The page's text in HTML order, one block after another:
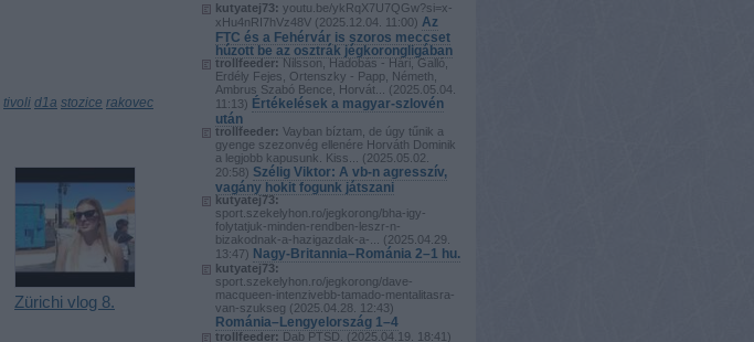
kutyatej73: youtu.be/ykRqX7U7QGw?si=x-
xHu4nRI7hVz48V (2025.12.04. 11:00) Az
FTC és a Fehérvár is szoros meccset
húzott be az osztrák jégkorongligában
trollfeeder:Nilsson, Hadobás - Hári, Galló,
Erdély Fejes, Ortenszky - Papp, Németh,
Ambrus Szabó Bence, Horvát... (2025.05.04.
11:13) Értékelések a magyar-szlovén
után
trollfeeder: Vayban bíztam, de úgy tűnik a
gyenge szezonvég ellenére Horváth Dominik
a legjobb kapusunk. Kiss... (2025.05.02.
20:58) Szélig Viktor: A vb-n agresszív,
vagány hokit fogunk játszani
kutyatej73:
sport.szekelyhon.ro/jegkorong/bha-igy-
folytatjuk-minden-rendben-leszr-n-
bizakodnak-a-hazigazdak-a-... (2025.04.29.
13:47) Nagy-Britannia–Románia 2–1 hu.
kutyatej73:
sport.szekelyhon.ro/jegkorong/dave-
macqueen-intenzivebb-tamado-mentalitasra-
van-szukseg (2025.04.28. 12:43)
Románia–Lengyelország 1–4
trollfeeder: Dab PTSD. (2025.04.19. 18:41 )
tivoli d1a stozice rakovec
Zürichi vlog 8.